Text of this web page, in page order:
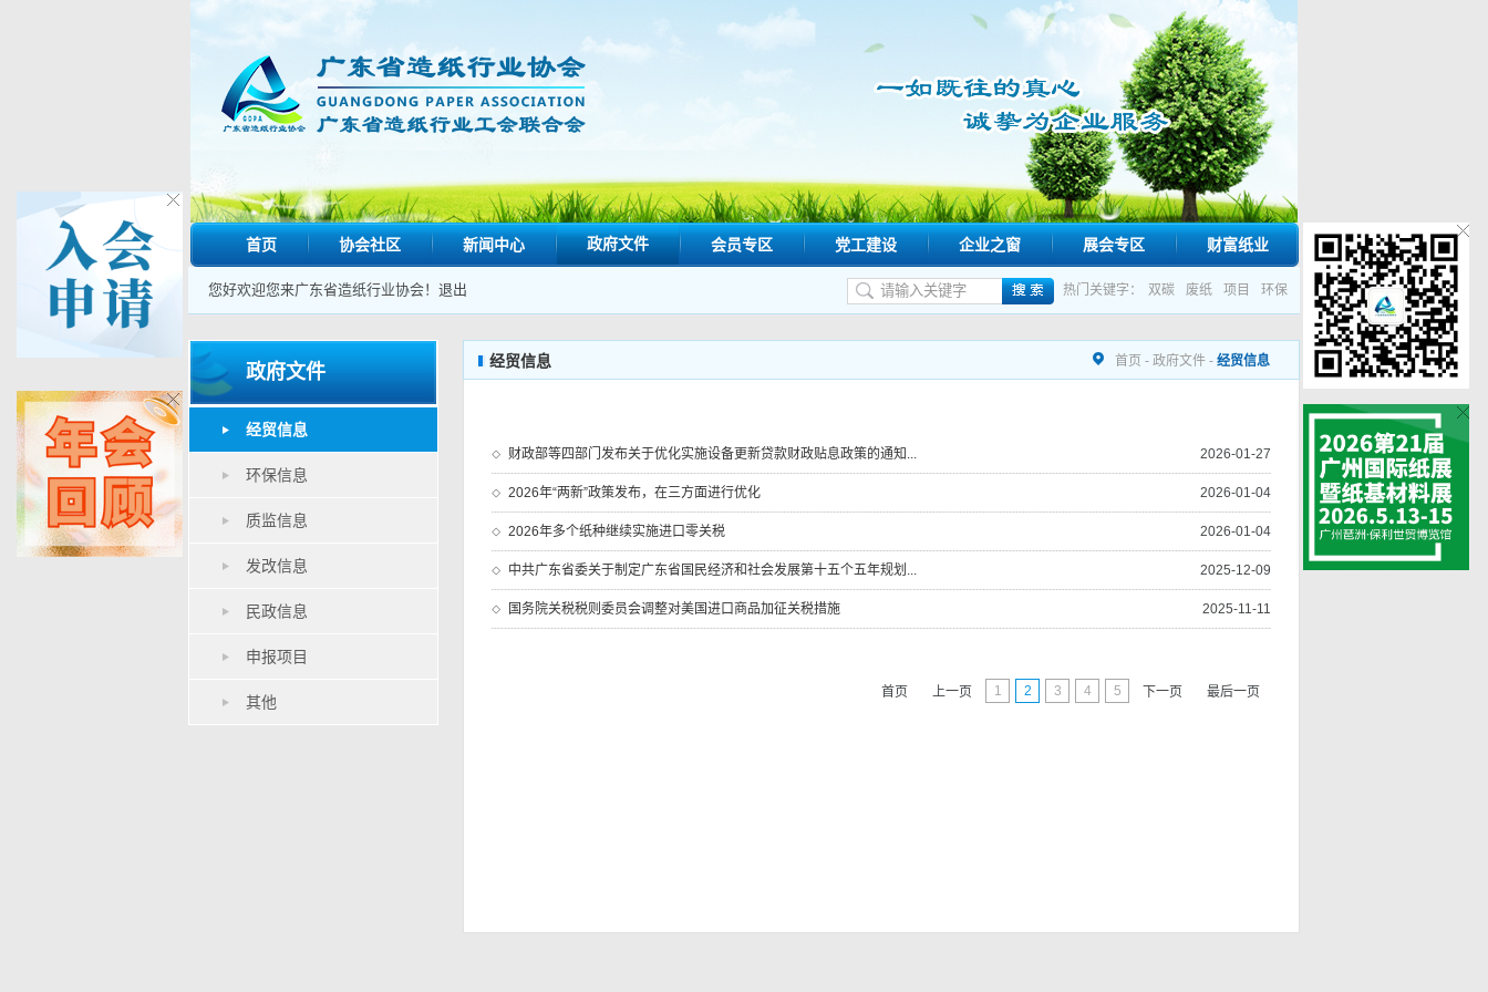
首页 协会社区 新闻中心 政府文件 会员专区 党工建设 企业之窗 展会专区 财富纸业
您好欢迎您来广东省造纸行业协会！ 退出 热门关键字： 双碳 废纸 项目 环保
政府文件
经贸信息
环保信息
质监信息
发改信息
民政信息
申报项目
其他
经贸信息 首页 - 政府文件 - 经贸信息
财政部等四部门发布关于优化实施设备更新贷款财政贴息政策的通知... 2026-01-27
2026年“两新”政策发布，在三方面进行优化 2026-01-04
2026年多个纸种继续实施进口零关税 2026-01-04
中共广东省委关于制定广东省国民经济和社会发展第十五个五年规划... 2025-12-09
国务院关税税则委员会调整对美国进口商品加征关税措施 2025-11-11
首页 上一页 1 2 3 4 5 下一页 最后一页